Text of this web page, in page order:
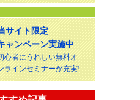
サイト限定
ャンペーン実施中
心者にうれしい無料オ
ラインセミナーが充実!